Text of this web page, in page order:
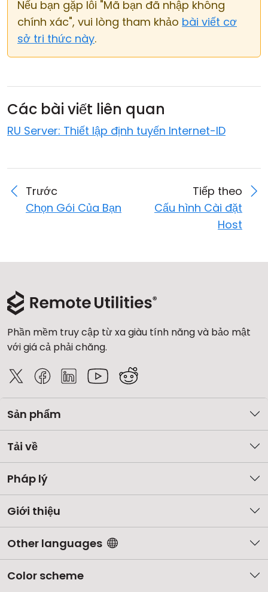
Nếu bạn gặp lỗi "Mã bạn đã nhập không
chính xác", vui lòng tham khảo bài viết cơ
sở tri thức này.
Các bài viết liên quan
RU Server: Thiết lập định tuyến Internet-ID
Trước
Chọn Gói Của Bạn
Tiếp theo
Cấu hình Cài đặt
Host
Phần mềm truy cập từ xa giàu tính năng và bảo mật
với giá cả phải chăng.
Sản phẩm
Tải về
Pháp lý
Giới thiệu
Other languages
Color scheme